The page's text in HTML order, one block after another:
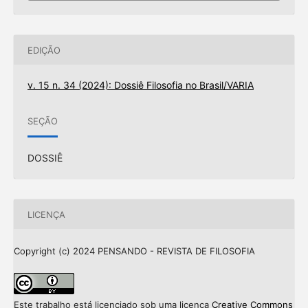
EDIÇÃO
v. 15 n. 34 (2024): Dossiê Filosofia no Brasil/VARIA
SEÇÃO
DOSSIÊ
LICENÇA
Copyright (c) 2024 PENSANDO - REVISTA DE FILOSOFIA
Este trabalho está licenciado sob uma licença Creative Commons